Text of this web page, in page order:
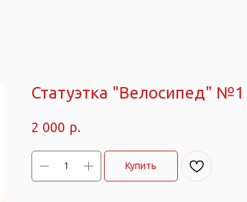
Статуэтка "Велосипед" №1
2 000 р.
Купить